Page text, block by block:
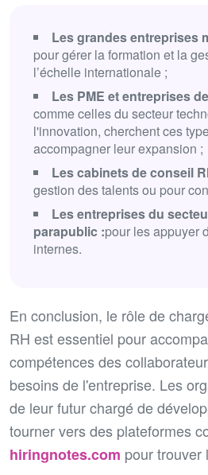
Les grandes entreprises
pour gérer la formation et la
l’échelle internationale ;
Les PME et entreprises
comme celles du secteur
l'innovation, cherchent ces
accompagner leur expansion ;
Les cabinets de conseil
gestion des talents ou pour
Les entreprises du
parapublic :pour les appuyer
internes.
En conclusion, le rôle de
RH est essentiel pour
compétences des
besoins de l'entreprise. Les
de leur futur chargé de
tourner vers des plateformes
hiringnotes.com pour trouver